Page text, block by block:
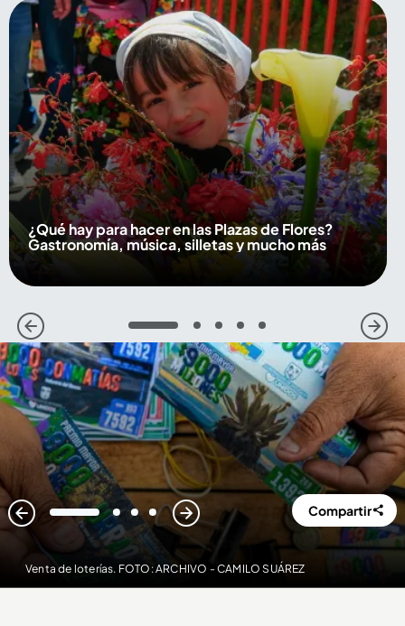
¿Qué hay para hacer en las Plazas de Flores?
Gastronomía, música, silletas y mucho más
1 2 3 4 5
Venta de loterías. FOTO: ARCHIVO - CAMILO SUÁREZ
1 2 3 4 Compartir